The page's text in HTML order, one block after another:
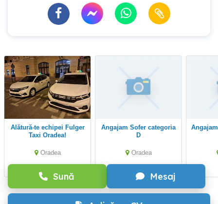
Sună Mesaj
Alătură-te echipei Fulger
Taxi Oradea!
Oradea
Angajam Sofer categoria
D
Oradea
Angajam Controlor Bilete